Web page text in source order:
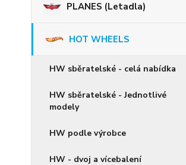
PLANES (Letadla)
HOT WHEELS
HW sběratelské - celá nabídka
HW sběratelské - Jednotlivé
modely
HW podle výrobce
HW - dvoj a vícebalení